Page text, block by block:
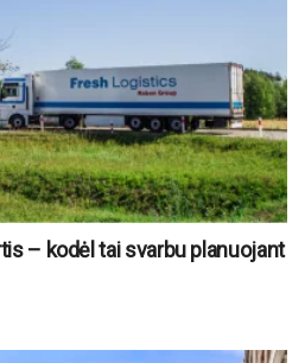
– kodėl tai svarbu planuojant